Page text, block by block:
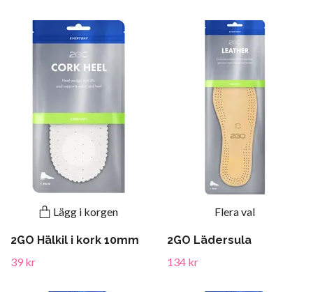
Lägg i korgen
2GO Hälkil i kork 10mm
39 kr
Flera val
2GO Lädersula
134 kr